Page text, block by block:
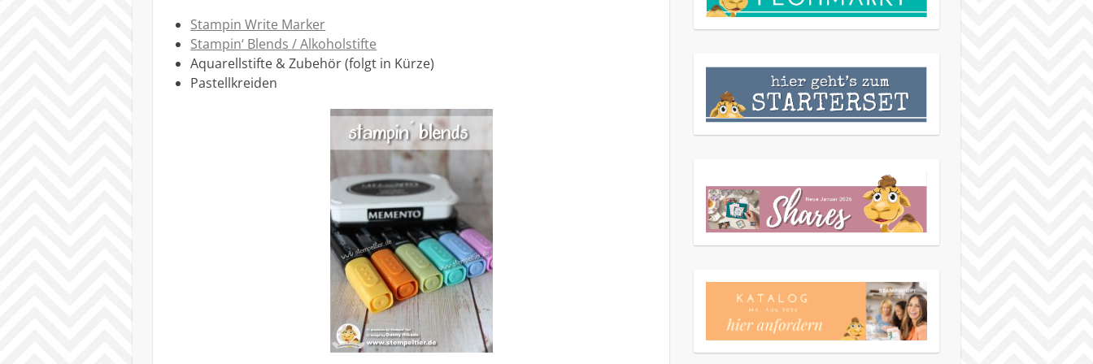
Stampin Write Marker
Stampin‘ Blends / Alkoholstifte
Aquarellstifte & Zubehör (folgt in Kürze)
Pastellkreiden